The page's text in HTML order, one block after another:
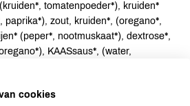
tomatenpoeder*), kruiden*
paprika*), zout, kruiden*, (oregano*,
(peper*, nootmuskaat*), dextrose*,
KAASsaus*, (water,
aardappelzetmeel*, zeezout,
witte peper*,
cookies